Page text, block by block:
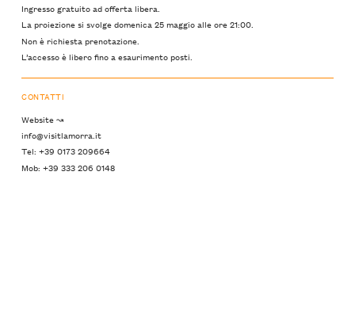
Ingresso gratuito ad offerta libera.
La proiezione si svolge domenica 25 maggio alle ore 21:00.
Non è richiesta prenotazione.
L’accesso è libero fino a esaurimento posti.
CONTATTI
Website ↝
info@visitlamorra.it
Tel: +39 0173 209664
Mob: +39 333 206 0148